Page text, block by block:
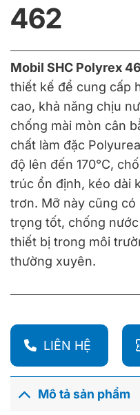
462
Mobil SHC Polyrex
thiết kế để cung cấp
cao, khả năng chịu
chống mài mòn cân
chất làm đặc
độ lên đến 170°C,
trúc ổn định, kéo dài
trơn. Mỡ này cũng
trọng tốt, chống
thiết bị trong môi
thường xuyên.
LIÊN HỆ
Mô tả sản phẩm